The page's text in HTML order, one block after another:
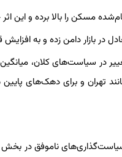
مسکن را بالا برده و این اثر
در بازار دامن زده و به
در سیاست‌های کلان،
رقم در کلان‌شهرها مانند تهران و
و سیاست‌گذاری‌های ناموفق در